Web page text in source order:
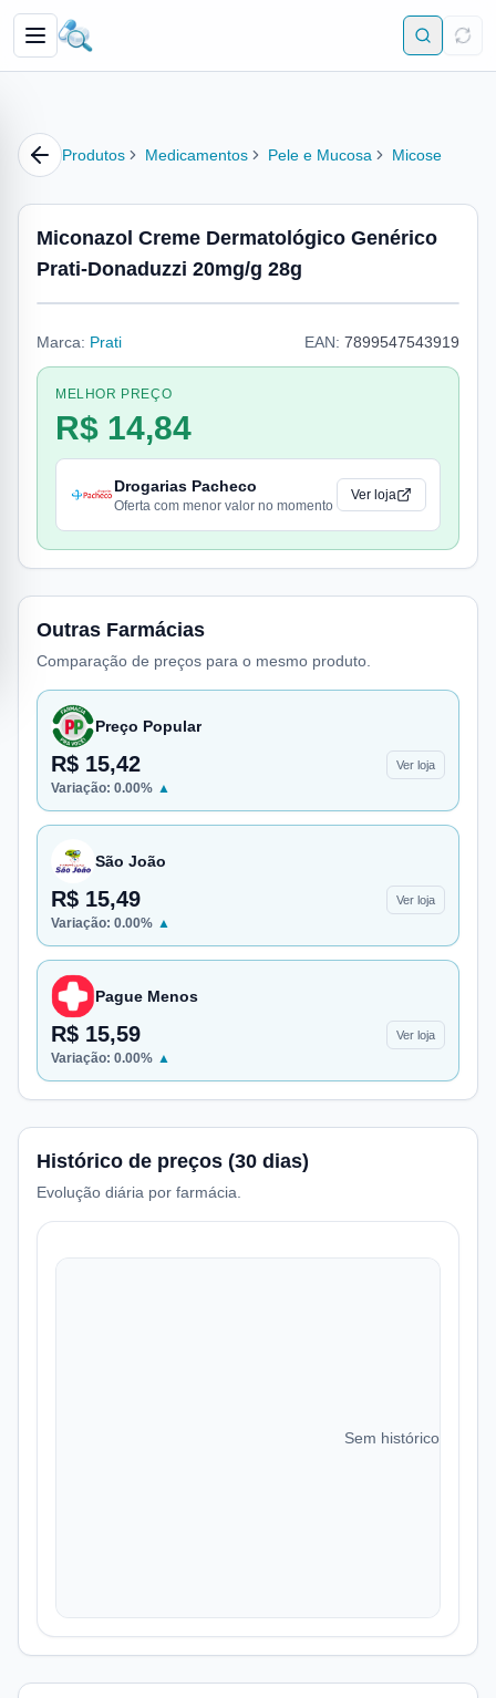
Produtos Medicamentos Pele e Mucosa Micose
Miconazol Creme Dermatológico Genérico
Prati-Donaduzzi 20mg/g 28g
Marca: Prati EAN: 7899547543919
MELHOR PREÇO
R$ 14,84
Drogarias Pacheco
Oferta com menor valor no momento
Ver loja
Outras Farmácias
Comparação de preços para o mesmo produto.
Preço Popular
R$ 15,42 Ver loja
Variação: 0.00% ▲
São João
R$ 15,49 Ver loja
Variação: 0.00% ▲
Pague Menos
R$ 15,59 Ver loja
Variação: 0.00% ▲
Histórico de preços (30 dias)
Evolução diária por farmácia.
Sem histórico de